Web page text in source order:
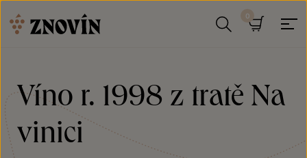
Víno r. 1998 z tratě Na
vinici